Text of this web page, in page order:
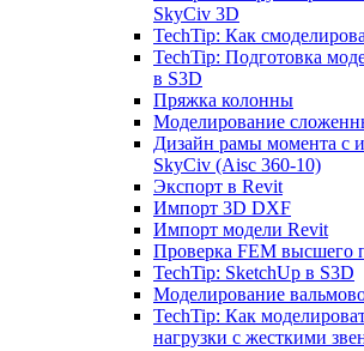
SkyCiv 3D
TechTip: Как
TechTip: Подготовка
в S3D
Пряжка колонны
Моделирование
Дизайн рамы момента с
SkyCiv (Aisc 360-10)
Экспорт в Revit
Импорт 3D DXF
Импорт модели Revit
Проверка FEM высшего
TechTip: SketchUp в S3D
Моделирование
TechTip: Как
нагрузки с жесткими